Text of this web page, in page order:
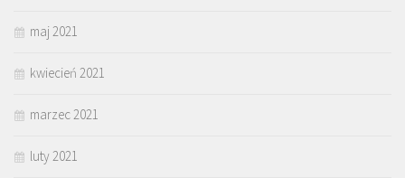
maj 2021
kwiecień 2021
marzec 2021
luty 2021